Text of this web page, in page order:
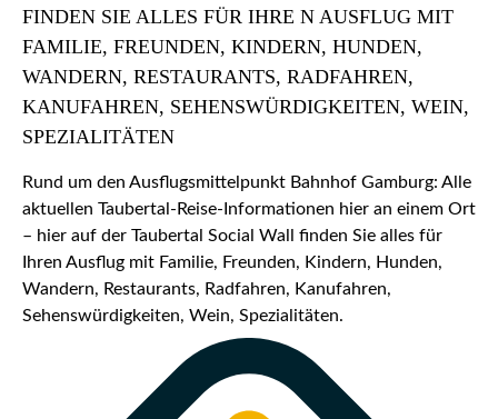
FINDEN SIE ALLES FÜR IHRE N AUSFLUG MIT
FAMILIE, FREUNDEN, KINDERN, HUNDEN,
WANDERN, RESTAURANTS, RADFAHREN,
KANUFAHREN, SEHENSWÜRDIGKEITEN, WEIN,
SPEZIALITÄTEN
Rund um den Ausflugsmittelpunkt Bahnhof Gamburg: Alle
aktuellen Taubertal-Reise-Informationen hier an einem Ort
– hier auf der Taubertal Social Wall finden Sie alles für
Ihren Ausflug mit Familie, Freunden, Kindern, Hunden,
Wandern, Restaurants, Radfahren, Kanufahren,
Sehenswürdigkeiten, Wein, Spezialitäten.